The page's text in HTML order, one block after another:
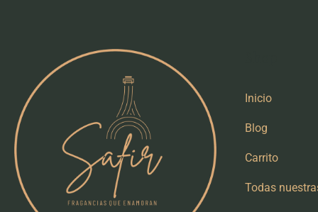
Inicio
Blog
Carrito
Todas